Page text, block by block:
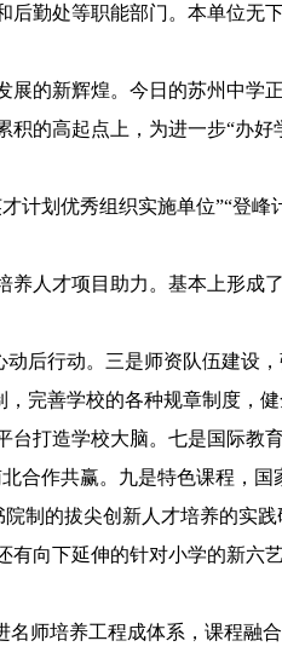
勤处等职能部门。本单位无下
的新辉煌。今日的苏州中学
的高起点上，为进一步“办好
划优秀组织实施单位”“登峰
人才项目助力。基本上形成
后行动。三是师资队伍建设，
完善学校的各种规章制度，
打造学校大脑。七是国际教
合作共赢。九是特色课程，国
制的拔尖创新人才培养的实
向下延伸的针对小学的新六
师培养工程成体系，课程融